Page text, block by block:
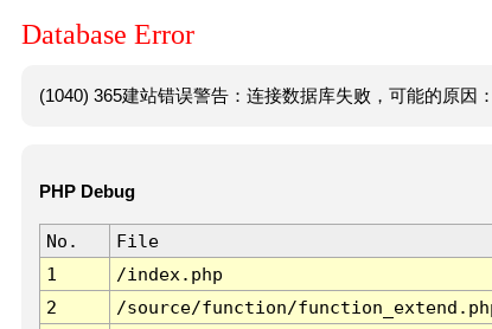
Database Error
(1040) 365建站错误警告：连接数据库失败，可能的原因
PHP Debug
No. File
1
/index.php
2
/source/function/